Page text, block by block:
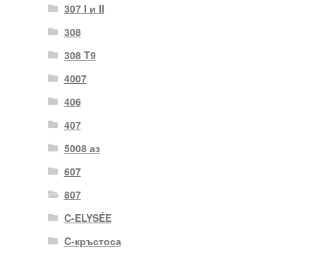
307 I и II
308
308 T9
4007
406
407
5008 аз
607
807
C-ELYSÉE
C-кръстоса